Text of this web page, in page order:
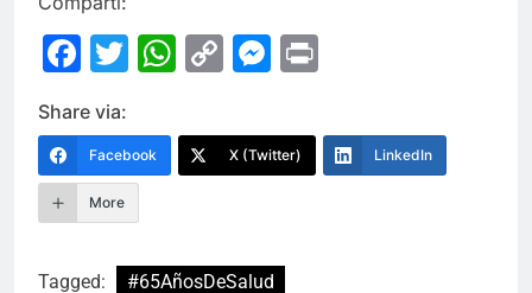
Facebook
Twitter
WhatsApp
CopyMessenger
Share via:
Facebook X (Twitter) LinkedIn
More
Tagged: #65AñosDeSalud